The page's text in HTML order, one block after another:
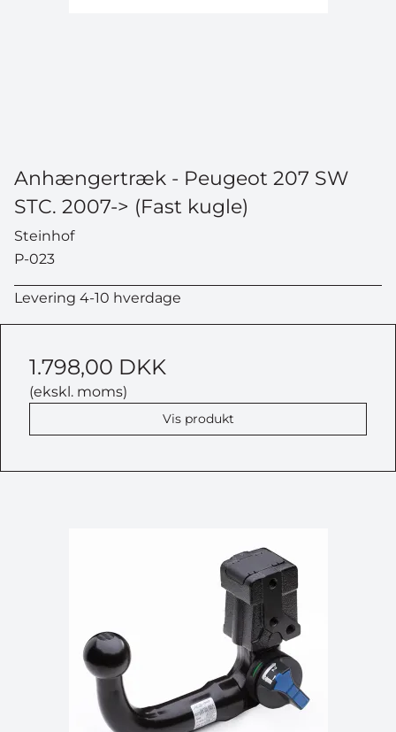
Anhængertræk - Peugeot 207 SW
STC. 2007-> (Fast kugle)
Steinhof
P-023
Levering 4-10 hverdage
1.798,00 DKK
(ekskl. moms)
Vis produkt